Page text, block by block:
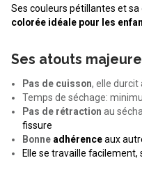
Ses couleurs pétillantes et
colorée idéale pour les
Ses atouts
Pas de cuisson, elle durcit
Temps de séchage:
Pas de rétraction au
fissure
Bonne adhérenceaux
Elle se travaille facilement,